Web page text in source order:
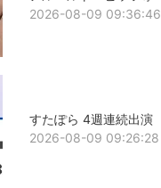
2026-08-09 09:36:46
すたぽら 4週連続出演
2026-08-09 09:26:28